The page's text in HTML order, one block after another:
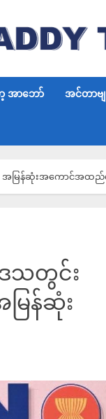
အာဘော် အင်တာဗ
မြန်ဆုံးအကောင်အထည်
သတွင်း
ြန်ဆုံး